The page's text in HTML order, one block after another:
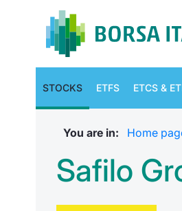
STOCKS ETFS ETCS &
You are in: Home
Safilo